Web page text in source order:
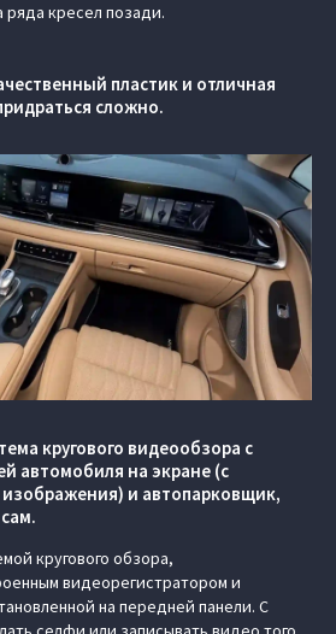
кресел позади.
пластик и отличная
сложно.
кругового видеообзора с
автомобиля на экране (c
и автопарковщик,
кругового обзора,
видеорегистратором и
на передней панели. С